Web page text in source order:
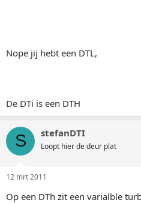
Nope jij hebt een DTL,
De DTi is een DTH
S stefanDTI
Loopt hier de deur plat
12 mrt 2011
Op een DTh zit een varialble